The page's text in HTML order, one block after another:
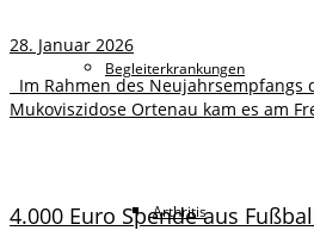
Begleiterkrankungen
Arthritis
28. Januar 2026
Im Rahmen des
Mukoviszidose Ortenau kam es am
4.000 Euro Spende aus